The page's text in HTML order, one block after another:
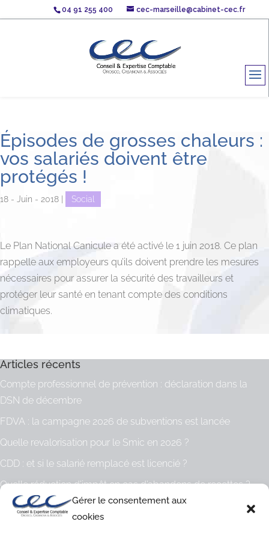
Gérer le consentement aux
cookies
04 91 255 400 cec-marseille@cabinet-cec.fr
Épisodes de grosses chaleurs :
vos salariés doivent être
protégés !
18 - Juin - 2018 Social
Le Plan National Canicule a été activé le 1 juin 2018. Ce plan
rappelle aux employeurs qu’ils doivent prendre les mesures
nécessaires pour assurer la sécurité des travailleurs et
protéger leur santé en tenant compte des conditions
climatiques.
Articles récents
Compte professionnel de prévention : déclaration dans la
DSN de décembre
FDVA : la campagne 2026 de subventions est lancée
Quelle revalorisation pour le Smic en 2026 ?
CDD : et si le salarié remplacé est licencié ?
Quelle réduction d’impôt en cas d’abandons de recettes ?
Archives